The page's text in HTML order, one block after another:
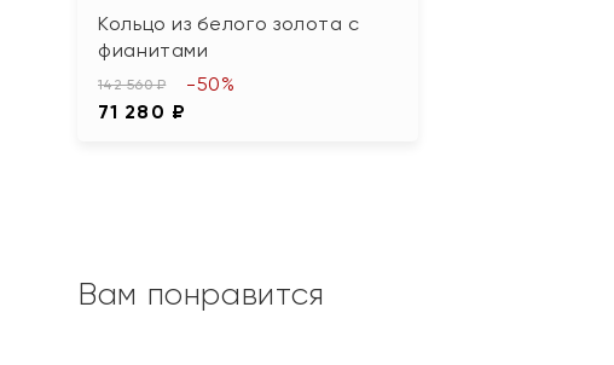
Кольцо из белого золота с
фианитами
142 560 ₽
71 280 ₽
-50%
Вам понравится